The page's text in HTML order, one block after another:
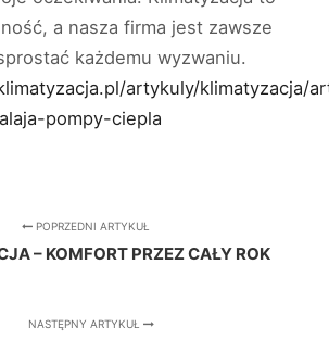
a nasza firma jest zawsze
każdemu wyzwaniu.
artykuly/klimatyzacja/
pompy-ciepla
POPRZEDNI ARTYKUŁ
– KOMFORT PRZEZ CAŁY ROK
NASTĘPNY ARTYKUŁ